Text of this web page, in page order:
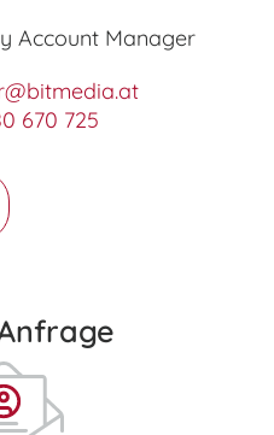
Account Manager
670 725